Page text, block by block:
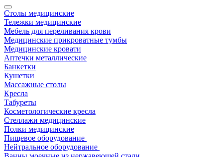
Столы медицинские
Тележки медицинские
Мебель для переливания крови
Медицинские прикроватные тумбы
Медицинские кровати
Аптечки металлические
Банкетки
Кушетки
Массажные столы
Кресла
Табуреты
Косметологические кресла
Стеллажи медицинские
Полки медицинские
Пищевое оборудование
Нейтральное оборудование